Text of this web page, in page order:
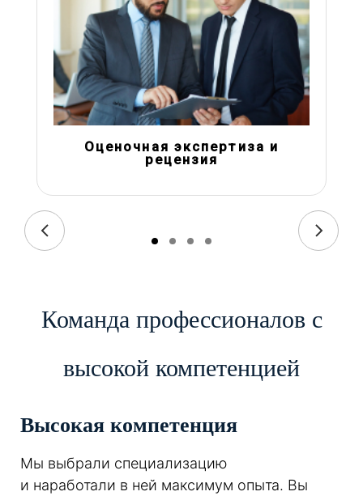
Оценочная экспертиза и
рецензия
Команда профессионалов с
высокой компетенцией
Высокая компетенция
Мы выбрали специализацию
и наработали в ней максимум опыта. Вы